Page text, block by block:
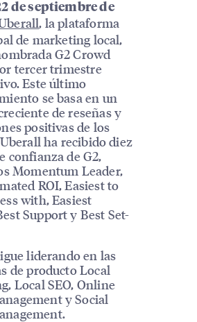
de septiembre de
, la plataforma
de marketing local,
G2 Crowd
tercer trimestre
Este último
se basa en un
de reseñas y
positivas de los
ha recibido diez
confianza de G2,
Momentum Leader,
ROI, Easiest to
with, Easiest
Support y Best Set-
liderando en las
de producto Local
Local SEO, Online
y Social